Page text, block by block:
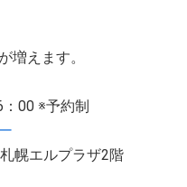
えます。
00 ※予約制
幌エルプラザ2階